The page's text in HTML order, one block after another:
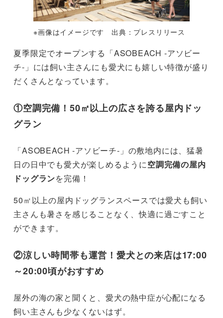
※画像はイメージです 出典：プレスリリース
夏季限定でオープンする「ASOBEACH -アソビー
チ-」には飼い主さんにも愛犬にも嬉しい特徴が盛り
だくさんとなっています。
①空調完備！50㎡以上の広さを誇る屋内ドッ
グラン
「ASOBEACH -アソビーチ-」の敷地内には、猛暑
日の日中でも愛犬が楽しめるように空調完備の屋内
ドッグランを完備！
50㎡以上の屋内ドッグランスペースでは愛犬も飼い
主さんも暑さを感じることなく、快適に過ごすこと
ができます。
②涼しい時間帯も運営！愛犬との来店は17:00
～20:00頃がおすすめ
屋外の海の家と聞くと、愛犬の熱中症が心配になる
飼い主さんも少なくないはず。